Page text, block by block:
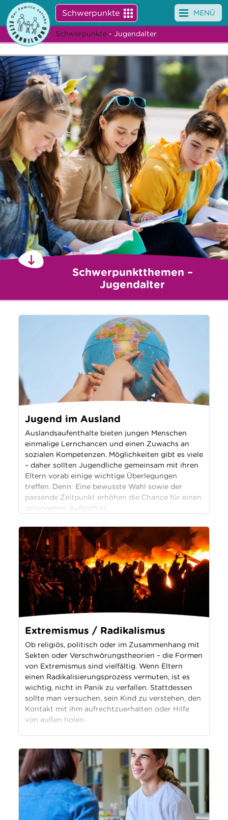
Schwerpunkte
Angebote
Veranstaltungen
News
Service
Über uns
Suche
MENÜ
Schwerpunkte - Jugendalter
Schwerpunktthemen –
Jugendalter
Jugend im Ausland
Auslandsaufenthalte bieten jungen Menschen
einmalige Lernchancen und einen Zuwachs an
sozialen Kompetenzen. Möglichkeiten gibt es viele
– daher sollten Jugendliche gemeinsam mit ihren
Eltern vorab einige wichtige Überlegungen
treffen. Denn: Eine bewusste Wahl sowie der
passende Zeitpunkt erhöhen die Chance für einen
gelungenen Aufenthalt.
Extremismus / Radikalismus
Ob religiös, politisch oder im Zusammenhang mit
Sekten oder Verschwörungstheorien – die Formen
von Extremismus sind vielfältig. Wenn Eltern
einen Radikalisierungsprozess vermuten, ist es
wichtig, nicht in Panik zu verfallen. Stattdessen
sollte man versuchen, sein Kind zu verstehen, den
Kontakt mit ihm aufrechtzuerhalten oder Hilfe
von außen holen.